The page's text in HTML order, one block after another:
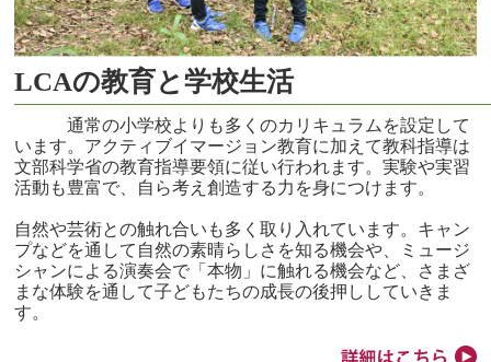
LCAの教育と学校生活
通常の小学校よりも多くのカリキュラムを設定して
います。アクティブイマージョン教育に加えて教科指導は
文部科学省の教育指導要領に従い行われます。実験や実習
活動も豊富で、自ら考え創造する力を身につけます。
自然や芸術との触れ合いも多く取り入れています。キャン
プなどを通して自然の素晴らしさを知る機会や、ミュージ
シャンによる演奏会で「本物」に触れる機会など、さまざ
まな体験を通して子どもたちの成長の後押ししていきま
す。